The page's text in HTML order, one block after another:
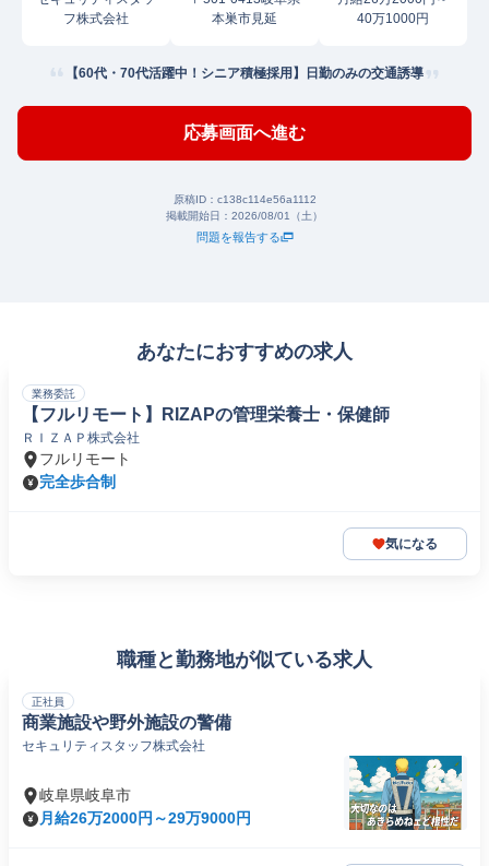
フ株式会社
本巣市見延
40万1000円
【60代・70代活躍中！シニア積極採用】日勤のみの交通誘導
応募画面へ進む
原稿ID： c138c114e56a1112
掲載開始日： 2026/08/01（土）
問題を報告する
あなたにおすすめの求人
業務委託
【フルリモート】RIZAPの管理栄養士・保健師
ＲＩＺＡＰ株式会社
フルリモート
完全歩合制
気になる
職種と勤務地が似ている求人
正社員
商業施設や野外施設の警備
セキュリティスタッフ株式会社
岐阜県岐阜市
月給26万2000円～29万9000円